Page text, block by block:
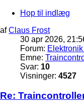
Hop til indlæg
afClaus Frost
30 apr 2026,
Forum:
Emne:
Svar: 10
Visninger: 4527
Re: